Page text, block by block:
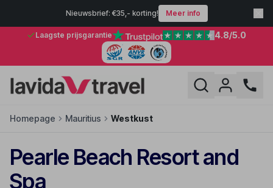
Nieuwsbrief: €35,- korting! Meer info
Laagste prijsgarantie 4.8/5.0
Homepage Mauritius Westkust
Pearle Beach Resort and
Spa